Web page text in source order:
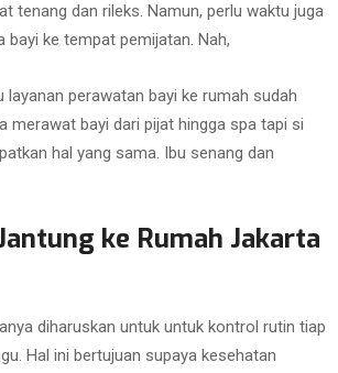
tenang dan rileks. Namun, perlu waktu juga
bayi ke tempat pemijatan. Nah,
layanan perawatan bayi ke rumah sudah
merawat bayi dari pijat hingga spa tapi si
hal yang sama. Ibu senang dan
ke Rumah Jakarta
diharuskan untuk untuk kontrol rutin tiap
Hal ini bertujuan supaya kesehatan